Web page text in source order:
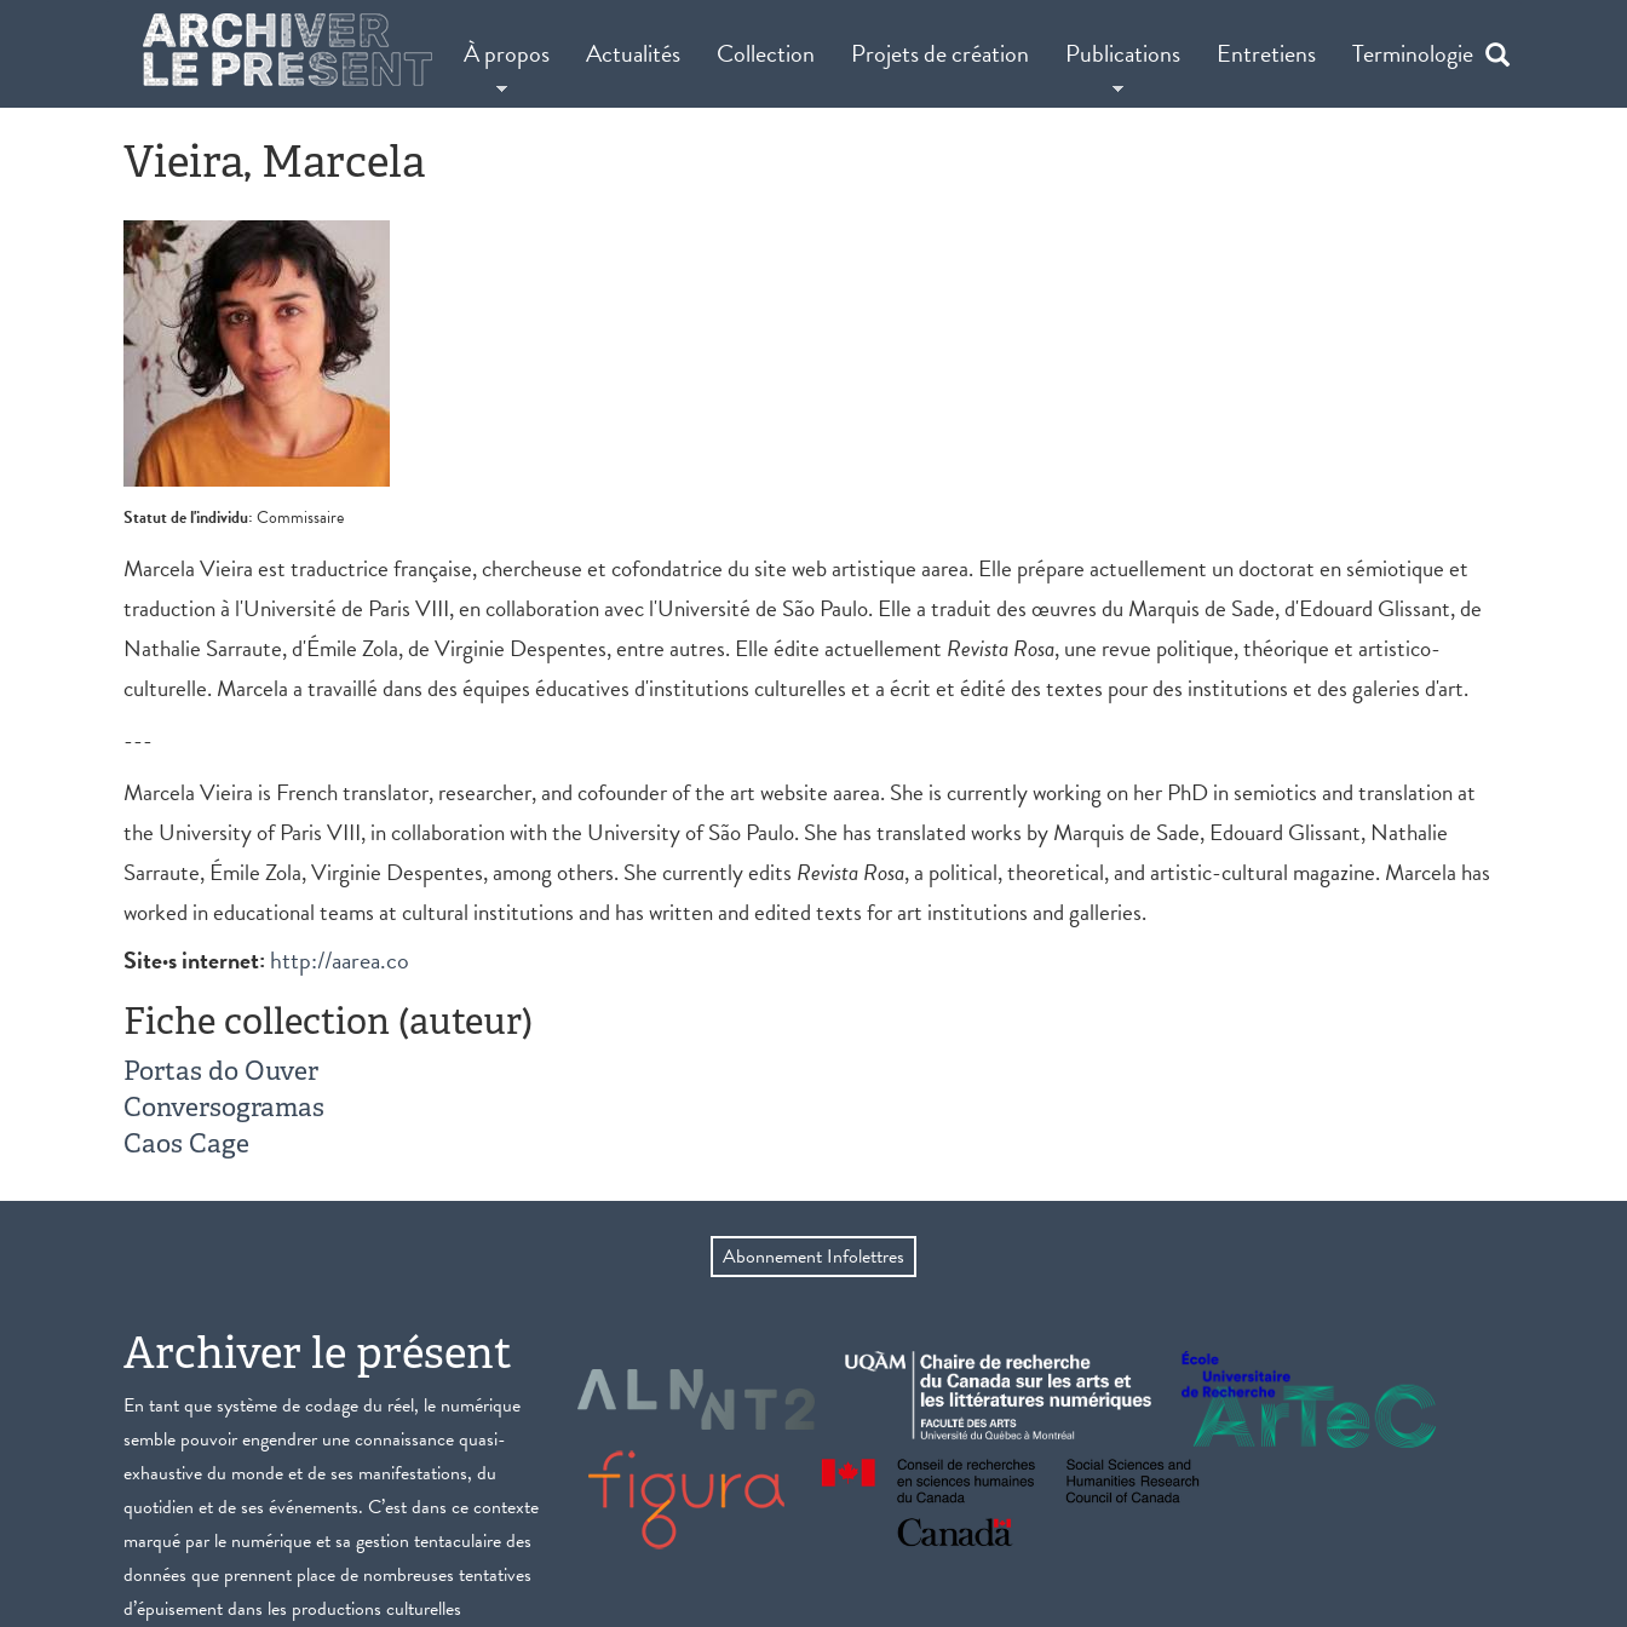
Aller au contenu principal
À propos Actualités Collection Projets de création Publications Entretiens Terminologie
Vieira, Marcela
Statut de l'individu:Commissaire
Marcela Vieira est traductrice française, chercheuse et cofondatrice du site web artistique aarea. Elle prépare actuellement un doctorat en sémiotique et
traduction à l'Université de Paris VIII, en collaboration avec l'Université de São Paulo. Elle a traduit des œuvres du Marquis de Sade, d'Edouard Glissant, de
Nathalie Sarraute, d'Émile Zola, de Virginie Despentes, entre autres. Elle édite actuellement Revista Rosa, une revue politique, théorique et artistico-
culturelle. Marcela a travaillé dans des équipes éducatives d'institutions culturelles et a écrit et édité des textes pour des institutions et des galeries d'art.
---
Marcela Vieira is French translator, researcher, and cofounder of the art website aarea. She is currently working on her PhD in semiotics and translation at
the University of Paris VIII, in collaboration with the University of São Paulo. She has translated works by Marquis de Sade, Edouard Glissant, Nathalie
Sarraute, Émile Zola, Virginie Despentes, among others. She currently edits Revista Rosa, a political, theoretical, and artistic-cultural magazine. Marcela has
worked in educational teams at cultural institutions and has written and edited texts for art institutions and galleries.
Site·s internet: http://aarea.co
Fiche collection (auteur)
Portas do Ouver
Conversogramas
Caos Cage
Abonnement Infolettres
Archiver le présent
En tant que système de codage du réel, le numérique
semble pouvoir engendrer une connaissance quasi-
exhaustive du monde et de ses manifestations, du
quotidien et de ses événements. C’est dans ce contexte
marqué par le numérique et sa gestion tentaculaire des
données que prennent place de nombreuses tentatives
d’épuisement dans les productions culturelles